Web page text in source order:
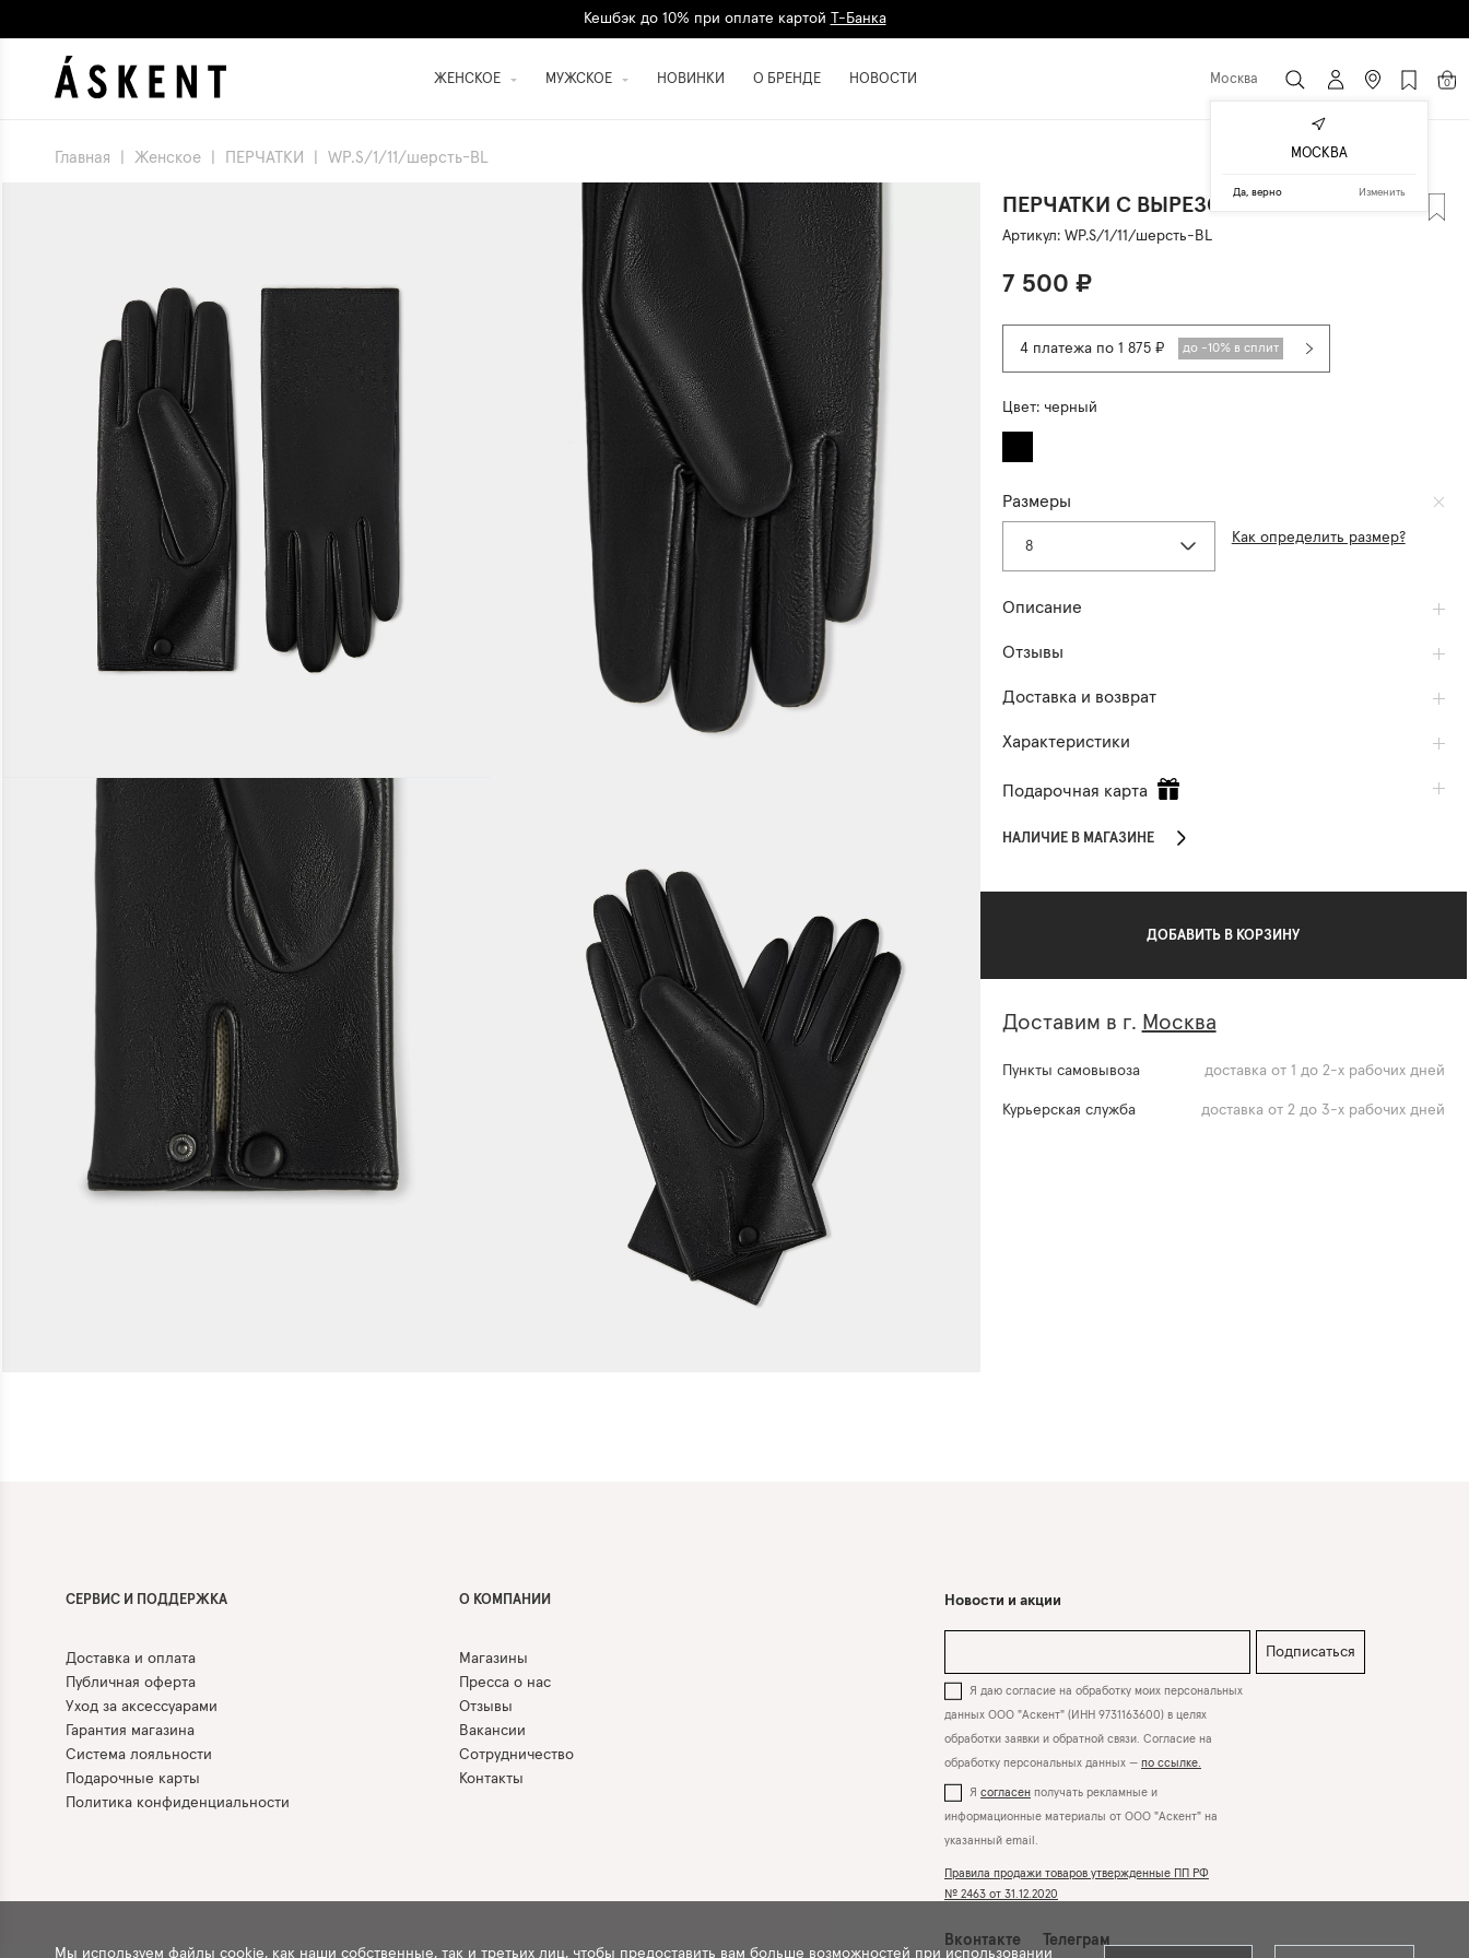
Кешбэк до 10% при оплате картой Т-Банка
ЖЕНСКОЕ МУЖСКОЕ НОВИНКИ О БРЕНДЕ НОВОСТИ Москва 0
Главная Женское ПЕРЧАТКИ WP.S/1/11/шерсть-BL
ПЕРЧАТКИ С ВЫРЕЗОМ-КАПЛЕЙ
Артикул: WP.S/1/11/шерсть-BL
7 500 ₽
4 платежа по 1 875 ₽ до -10% в сплит
Цвет: черный
Размеры
8
Как определить размер?
Описание
Отзывы
Доставка и возврат
Характеристики
Подарочная карта
НАЛИЧИЕ В МАГАЗИНЕ
ДОБАВИТЬ В КОРЗИНУ
Доставим в г. Москва
Пункты самовывоза доставка от 1 до 2-х рабочих дней
Курьерская служба доставка от 2 до 3-х рабочих дней
СЕРВИС И ПОДДЕРЖКА
Доставка и оплата
Публичная оферта
Уход за аксессуарами
Гарантия магазина
Система лояльности
Подарочные карты
Политика конфиденциальности
О КОМПАНИИ
Магазины
Пресса о нас
Отзывы
Вакансии
Сотрудничество
Контакты
Новости и акции
Подписаться
Я даю согласие на обработку моих персональных
данных ООО "Аскент" (ИНН 9731163600) в целях
обработки заявки и обратной связи. Согласие на
обработку персональных данных — по ссылке.
Я согласен получать рекламные и
информационные материалы от ООО "Аскент" на
указанный email.
Правила продажи товаров утвержденные ПП РФ
№ 2463 от 31.12.2020
Вконтакте
Телеграм
Мы используем файлы cookie, как наши собственные, так и третьих лиц, чтобы предоставить вам больше возможностей при использовании
МОСКВА
Да, верно Изменить